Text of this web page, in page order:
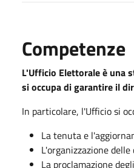
Competenze
L'Ufficio Elettorale è una
si occupa di garantire il
In particolare, l'Ufficio si
La tenuta e
L'organizzazione
La proclamazione